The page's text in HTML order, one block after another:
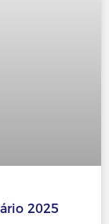
2025